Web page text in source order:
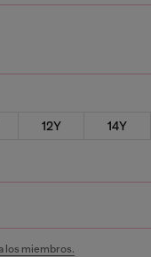
12Y
14Y
los miembros.